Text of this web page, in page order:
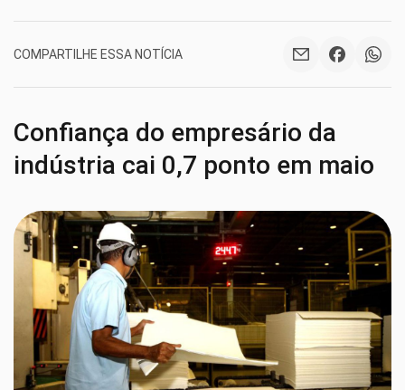
COMPARTILHE ESSA NOTÍCIA
Confiança do empresário da
indústria cai 0,7 ponto em maio